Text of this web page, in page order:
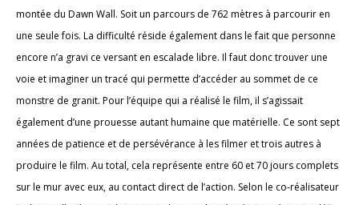
montée du Dawn Wall. Soit un parcours de 762 mètres à parcourir en
une seule fois. La difficulté réside également dans le fait que personne
encore n’a gravi ce versant en escalade libre. Il faut donc trouver une
voie et imaginer un tracé qui permette d’accéder au sommet de ce
monstre de granit. Pour l’équipe qui a réalisé le film, il s’agissait
également d’une prouesse autant humaine que matérielle. Ce sont sept
années de patience et de persévérance à les filmer et trois autres à
produire le film. Au total, cela représente entre 60 et 70 jours complets
sur le mur avec eux, au contact direct de l’action. Selon le co-réalisateur